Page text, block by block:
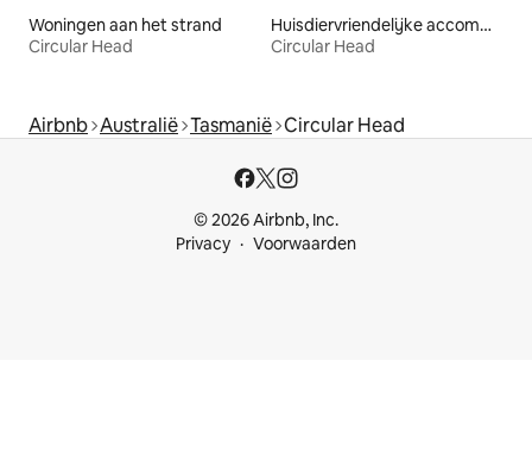
Woningen aan het strand
Circular Head
Huisdiervriendelijke accommodaties
Circular Head
Airbnb Australië Tasmanië Circular Head
© 2026 Airbnb, Inc.
Privacy
Voorwaarden